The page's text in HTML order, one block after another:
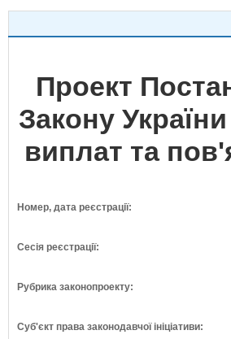
Проект
Закону
виплат та
Номер, дата реєстрації:
Сесія реєстрації:
Рубрика законопроекту:
Суб'єкт права законодавчої ініціативи: